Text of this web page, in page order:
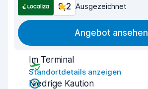
9,2 Ausgezeichnet
Angebot ansehen
Im Terminal
Standortdetails anzeigen
Niedrige Kaution